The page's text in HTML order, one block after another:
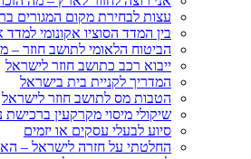
עצות לבחירת מקום המגורים
בין המדד הסוציו אקונומי למדד
הביטוח הלאומי לתושב חוזר –
ייבוא רכב כתושב חוזר לישראל
המדריך לקניית בית בישראל
הטבות מס לתושב חוזר לישראל
שיקולי מיסוי מקרקעין ברכישת
סיוע לבעלי עסקים או יזמים
החלטתי על חזרה לישראל –